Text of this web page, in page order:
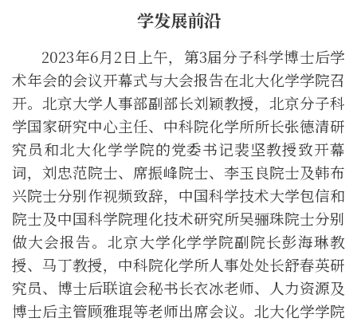
学发展前沿
2023年6月2日 上午， 第3届分子科学博士后学
术年会的会议开幕式与大会报告在北大化学学院召
开。 北京大学人事部副部长刘颖教授， 北京分子科
学国家研究中心主任、中科院化学所所长张德清研
究员和北大化学学院的党委书记裴坚教授致开幕
词， 刘忠范院士、席振峰院士、李玉良院士及韩布
兴院士分别作视频致辞， 中国科学技术大学包信和
院士及中国科学院理化技术研究所吴骊珠院士分别
做大会报告。 北京大学化学学院副院长彭海琳教
授、马丁教授， 中科院化学所人事处处长舒春英研
究员、 博士后联谊会秘书长衣冰老师、 人力资源及
博士后主管顾雅琨等老师出席会议。 北大化学学院